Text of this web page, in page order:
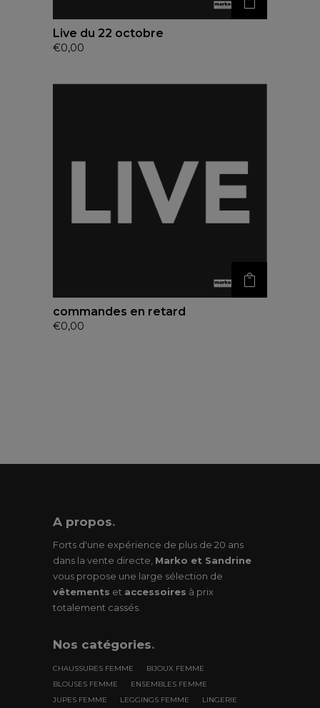
Live du 22 octobre
€0,00
commandes en retard
€0,00
A propos.
Forts d'une expérience de plus de 20 ans
dans la vente directe, Marko et Sandrine
vous propose une large sélection de
vêtements et accessoires à prix
totalement cassés.
Nos catégories.
CHAUSSURES FEMME
BIJOUX FEMME
BLOUSES FEMME
ENSEMBLES FEMME
JUPES FEMME
LEGGINGS FEMME
LINGERIE